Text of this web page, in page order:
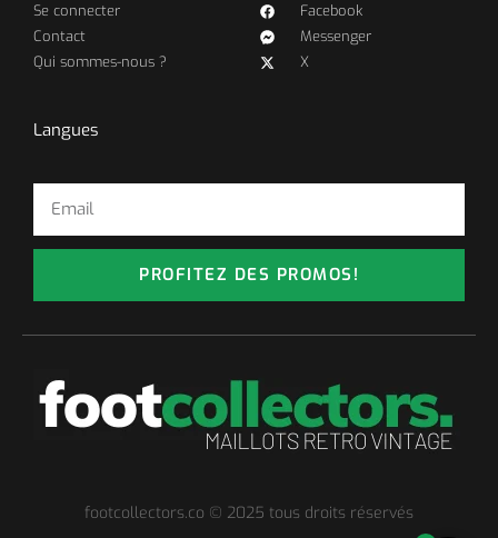
Se connecter
Contact
Qui sommes-nous ?
Facebook
Messenger
X
Langues
PROFITEZ DES PROMOS!
footcollectors.co © 2025 tous droits réservés